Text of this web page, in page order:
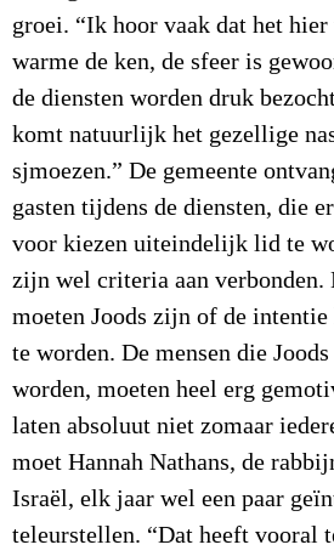
groei. “Ik hoor vaak dat het
warme de ken, de sfeer is
de diensten worden druk
komt natuurlijk het gezellige
sjmoezen.” De gemeente
gasten tijdens de diensten, die
voor kiezen uiteindelijk lid te
zijn wel criteria aan verbonden.
moeten Joods zijn of de intentie
te worden. De mensen die
worden, moeten heel erg
laten absoluut niet zomaar
moet Hannah Nathans, de
Israël, elk jaar wel een paar
teleurstellen. “Dat heeft vooral